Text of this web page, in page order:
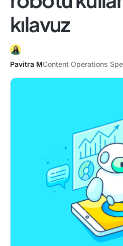
kılavuz
Pavitra MContent Operations